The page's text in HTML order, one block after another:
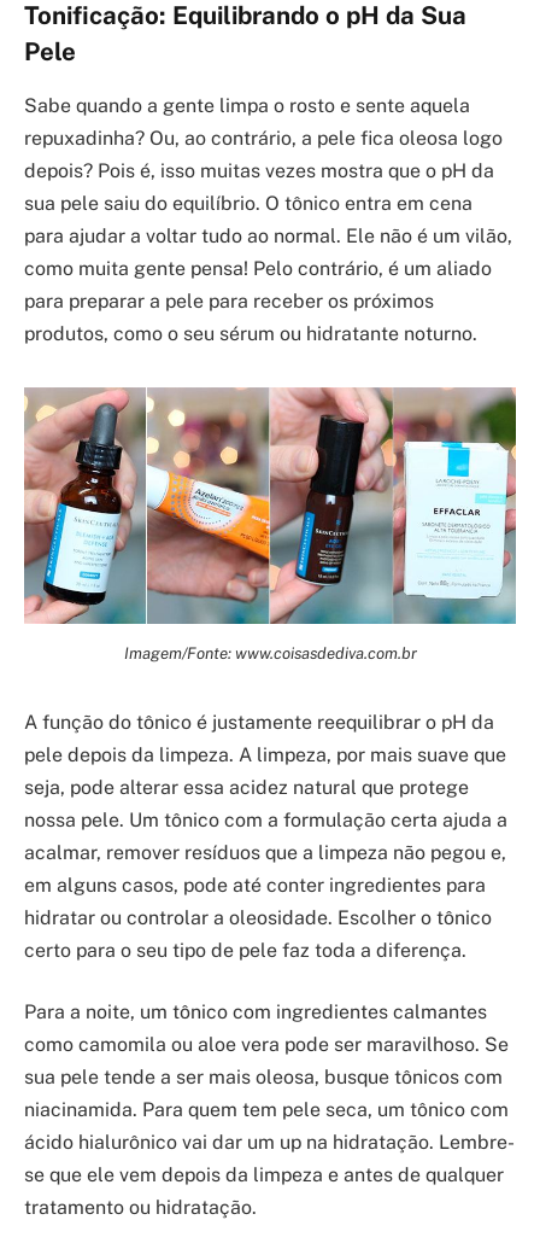
Tonificação: Equilibrando o pH da Sua
Pele
Sabe quando a gente limpa o rosto e sente aquela
repuxadinha? Ou, ao contrário, a pele fica oleosa logo
depois? Pois é, isso muitas vezes mostra que o pH da
sua pele saiu do equilíbrio. O tônico entra em cena
para ajudar a voltar tudo ao normal. Ele não é um vilão,
como muita gente pensa! Pelo contrário, é um aliado
para preparar a pele para receber os próximos
produtos, como o seu sérum ou hidratante noturno.
Imagem/Fonte: www.coisasdediva.com.br
A função do tônico é justamente reequilibrar o pH da
pele depois da limpeza. A limpeza, por mais suave que
seja, pode alterar essa acidez natural que protege
nossa pele. Um tônico com a formulação certa ajuda a
acalmar, remover resíduos que a limpeza não pegou e,
em alguns casos, pode até conter ingredientes para
hidratar ou controlar a oleosidade. Escolher o tônico
certo para o seu tipo de pele faz toda a diferença.
Para a noite, um tônico com ingredientes calmantes
como camomila ou aloe vera pode ser maravilhoso. Se
sua pele tende a ser mais oleosa, busque tônicos com
niacinamida. Para quem tem pele seca, um tônico com
ácido hialurônico vai dar um up na hidratação. Lembre-
se que ele vem depois da limpeza e antes de qualquer
tratamento ou hidratação.